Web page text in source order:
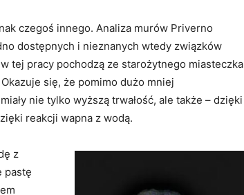
czegoś innego. Analiza murów Priverno
dostępnych i nieznanych wtedy związków
tej pracy pochodzą ze starożytnego miasteczka
się, że pomimo dużo mniej
nie tylko wyższą trwałość, ale także – dzięki
reakcji wapna z wodą.
z
pastę